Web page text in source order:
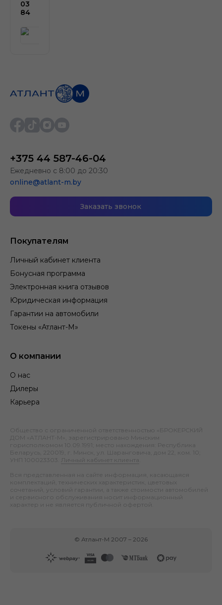
03
84
Покупателям
Личный кабинет клиента
Бонусная программа
Электронная книга отзывов
Юридическая информация
Гарантии на автомобили
Токены «Атлант-М»
О компании
О нас
Дилеры
Карьера
+375 44 587-46-04
Ежедневно с 8:00 до 20:30
online@atlant-m.by
Заказать звонок
Общество с ограниченной ответственностью «БРОКЕРСКИЙ
ДОМ «АТЛАНТ-М», зарегистрировано Минским
горисполкомом 10.09.1991; место нахождения: Республика
Беларусь, 220019, г. Минск, ул. Шаранговича, дом 22, ком. 10;
УНП 100023303.
Личный кабинет клиента
Вся представленная на сайте информация, касающаяся
комплектаций, технических характеристик, цветовых
сочетаний, условий гарантии, а также стоимости автомобилей
и сервисного обслуживания носит информационный
характер и не является публичной офертой.
© Атлант-М 2007 – 2026